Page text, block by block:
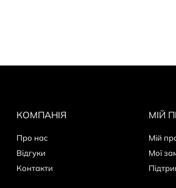
КОМПАНІЯ
Про нас
Відгуки
Контакти
МІЙ
Мій
Мої